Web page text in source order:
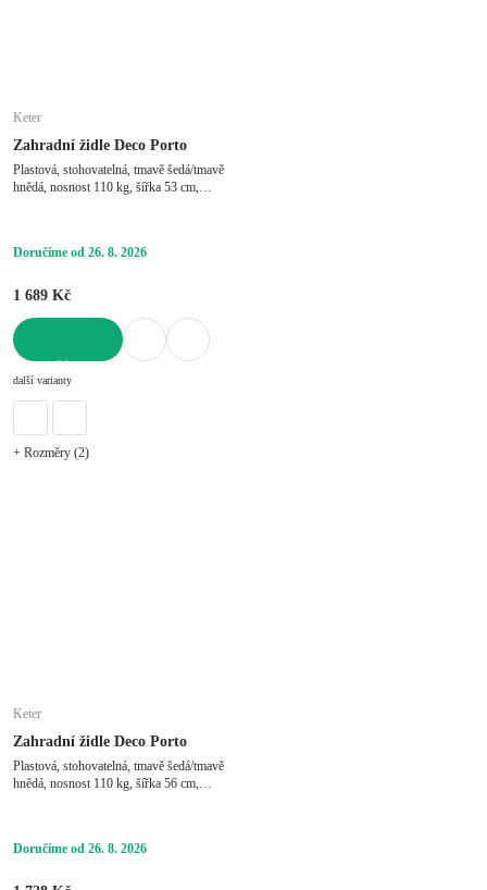
Keter
Zahradní židle Deco Porto
Plastová, stohovatelná, tmavě šedá/tmavě
hnědá, nosnost 110 kg, šířka 53 cm,
Doručíme od 26. 8. 2026
1 689 Kč
další varianty
+ Rozměry (2)
Keter
Zahradní židle Deco Porto
Plastová, stohovatelná, tmavě šedá/tmavě
hnědá, nosnost 110 kg, šířka 56 cm,
Doručíme od 26. 8. 2026